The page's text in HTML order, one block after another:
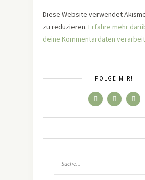
Diese Website verwendet
zu reduzieren. Erfahre mehr
deine Kommentardaten
FOLGE MIR!